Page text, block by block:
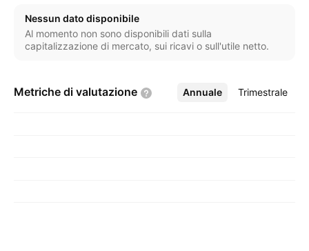
Nessun dato disponibile
Al momento non sono disponibili dati sulla
capitalizzazione di mercato, sui ricavi o sull'utile netto.
Metriche di valutazione Annuale Trimestrale
Altro